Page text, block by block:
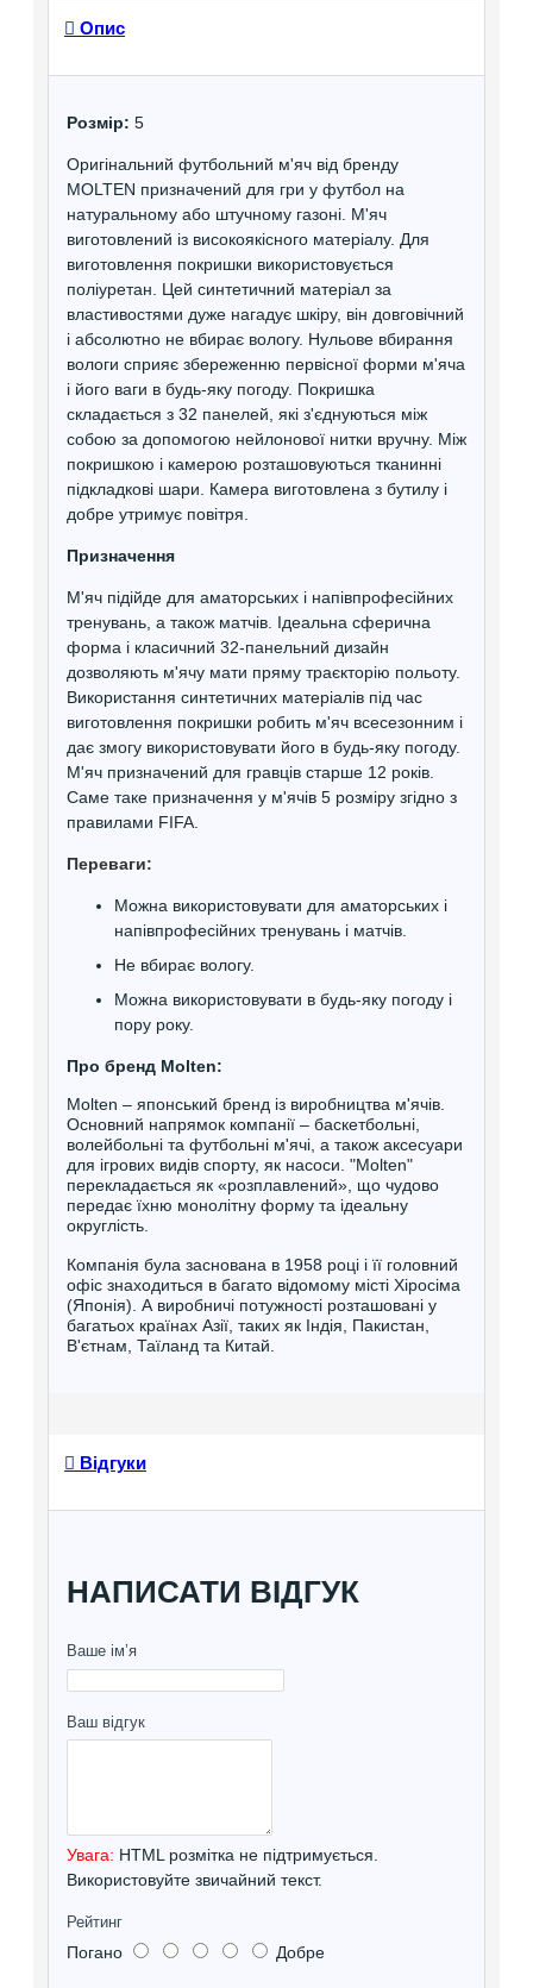
Опис
Розмір: 5
Оригінальний футбольний м'яч від бренду
MOLTEN призначений для гри у футбол на
натуральному або штучному газоні. М'яч
виготовлений із високоякісного матеріалу. Для
виготовлення покришки використовується
поліуретан. Цей синтетичний матеріал за
властивостями дуже нагадує шкіру, він довговічний
і абсолютно не вбирає вологу. Нульове вбирання
вологи сприяє збереженню первісної форми м'яча
і його ваги в будь-яку погоду. Покришка
складається з 32 панелей, які з'єднуються між
собою за допомогою нейлонової нитки вручну. Між
покришкою і камерою розташовуються тканинні
підкладкові шари. Камера виготовлена з бутилу і
добре утримує повітря.
Призначення
М'яч підійде для аматорських і напівпрофесійних
тренувань, а також матчів. Ідеальна сферична
форма і класичний 32-панельний дизайн
дозволяють м'ячу мати пряму траєкторію польоту.
Використання синтетичних матеріалів під час
виготовлення покришки робить м'яч всесезонним і
дає змогу використовувати його в будь-яку погоду.
М'яч призначений для гравців старше 12 років.
Саме таке призначення у м'ячів 5 розміру згідно з
правилами FIFA.
Переваги:
Можна використовувати для аматорських і
напівпрофесійних тренувань і матчів.
Не вбирає вологу.
Можна використовувати в будь-яку погоду і
пору року.
Про бренд Molten:
Molten – японський бренд із виробництва м'ячів.
Основний напрямок компанії – баскетбольні,
волейбольні та футбольні м'ячі, а також аксесуари
для ігрових видів спорту, як насоси. "Molten"
перекладається як «розплавлений», що чудово
передає їхню монолітну форму та ідеальну
округлість.
Компанія була заснована в 1958 році і її головний
офіс знаходиться в багато відомому місті Хіросіма
(Японія). А виробничі потужності розташовані у
багатьох країнах Азії, таких як Індія, Пакистан,
В'єтнам, Таїланд та Китай.
Відгуки
НАПИСАТИ ВІДГУК
Ваше ім’я
Ваш відгук
Увага: HTML розмітка не підтримується.
Використовуйте звичайний текст.
Рейтинг
Погано Добре